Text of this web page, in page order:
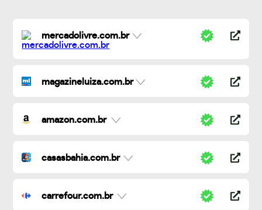
mercadolivre.com.br
magazineluiza.com.br
amazon.com.br
casasbahia.com.br
carrefour.com.br